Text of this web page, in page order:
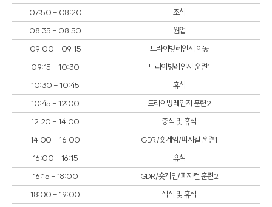
07:50 - 08:20
조식
08:35 - 08:50
웜업
09:00 - 09:15
드라이빙레인지 이동
09:15 - 10:30
드라이빙레인지 훈련1
10:30 - 10:45
휴식
10:45 - 12:00
드라이빙레인지 훈련2
12:20 - 14:00
중식 및 휴식
14:00 - 16:00
GDR/숏게임/피지컬 훈련1
16:00 - 16:15
휴식
16:15 - 18:00
GDR/숏게임/피지컬 훈련2
18:00 - 19:00
석식 및 휴식